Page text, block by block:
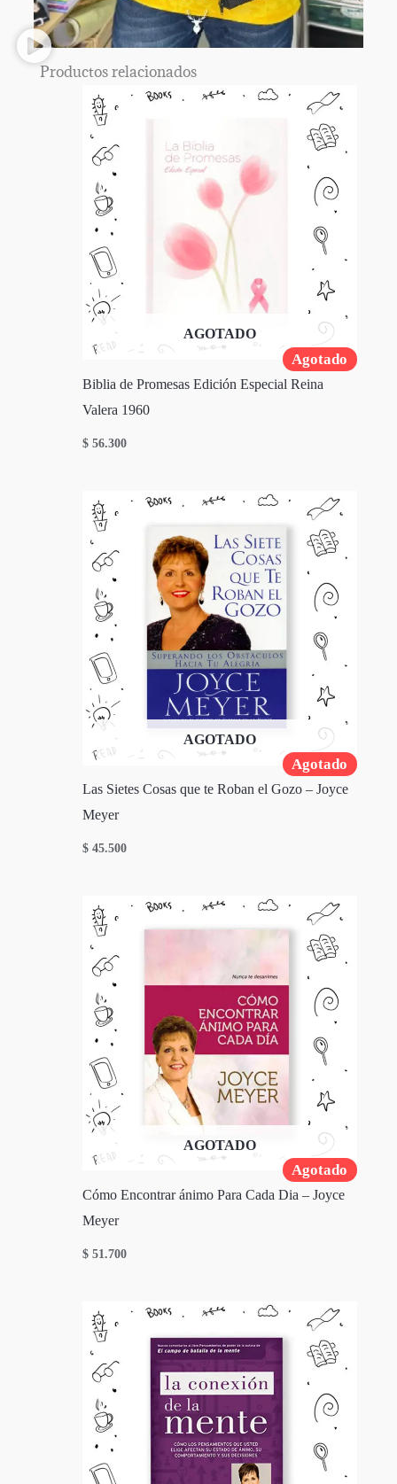
Productos relacionados
Agotado
AGOTADO
Biblia de Promesas Edición Especial Reina
Valera 1960
$ 56.300
Agotado
AGOTADO
Las Sietes Cosas que te Roban el Gozo – Joyce
Meyer
$ 45.500
Agotado
AGOTADO
Cómo Encontrar ánimo Para Cada Dia – Joyce
Meyer
$ 51.700